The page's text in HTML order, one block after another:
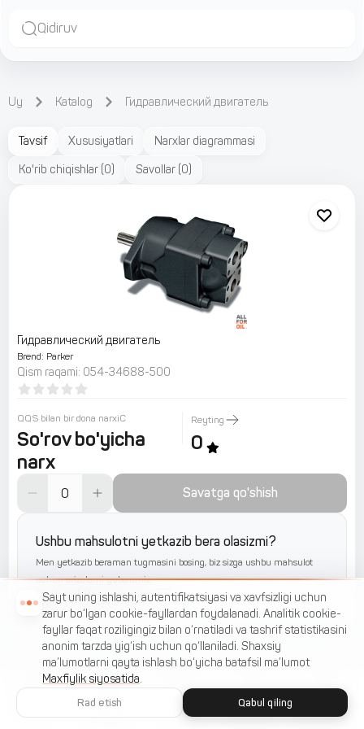
Qidiruv
Uy Katalog Гидравлический двигатель
Tavsif Xususiyatlari Narxlar diagrammasi
Ko'rib chiqishlar (0) Savollar (0)
Гидравлический двигатель
Brend: Parker
Qism raqami: 054-34688-500
QQS bilan bir dona narxiС
So'rov bo'yicha
narx
Reyting
0
Savatga qo'shish
Ushbu mahsulotni yetkazib bera olasizmi?
Men yetkazib beraman tugmasini bosing, biz sizga ushbu mahsulot
uchun arizalarni yuboramiz
Yetkazib beraman
Menyu Sevimlilar
Sayt uning ishlashi, autentifikatsiyasi va xavfsizligi uchun
zarur bo‘lgan cookie-fayllardan foydalanadi. Analitik cookie-
fayllar faqat roziligingiz bilan o‘rnatiladi va tashrif statistikasini
anonim tarzda yig‘ish uchun qo‘llaniladi. Shaxsiy
ma’lumotlarni qayta ishlash bo‘yicha batafsil ma’lumot
Maxfiylik siyosatida.
Rad etish Qabul qiling